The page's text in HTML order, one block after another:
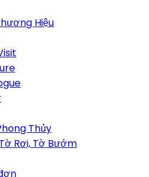
Hiệu
Thủy
Rơi, Tờ Bướm